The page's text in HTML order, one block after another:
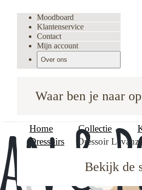
Waar ben je naar
Moodboard
Klantenservice
Contact
Mijn account
Over ons
Home Collectie
Dressoirs
Dressoir
Bekijk de